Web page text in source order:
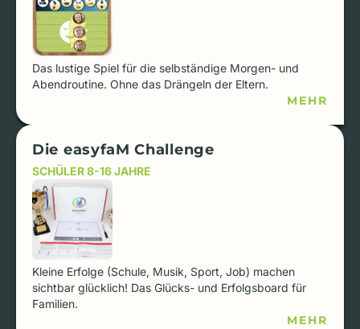
Das lustige Spiel für die selbständige Morgen- und
Abendroutine. Ohne das Drängeln der Eltern.
MEHR
Die easyfaM Challenge
SCHÜLER 8-16 JAHRE
Kleine Erfolge (Schule, Musik, Sport, Job) machen
sichtbar glücklich! Das Glücks- und Erfolgsboard für
Familien.
MEHR